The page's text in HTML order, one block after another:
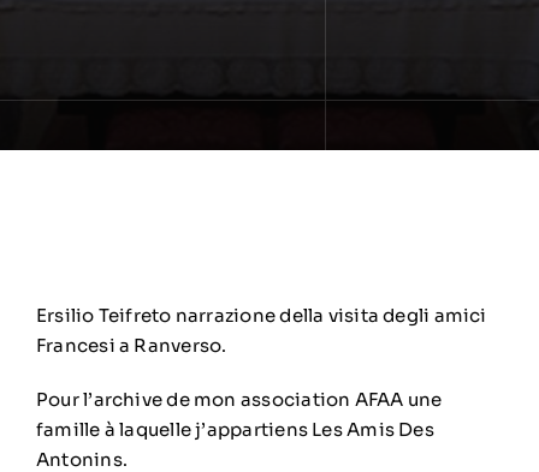
Ersilio Teifreto narrazione della visita degli amici
Francesi a Ranverso.
Pour l’archive de mon association AFAA une
famille à laquelle j’appartiens Les Amis Des
Antonins.